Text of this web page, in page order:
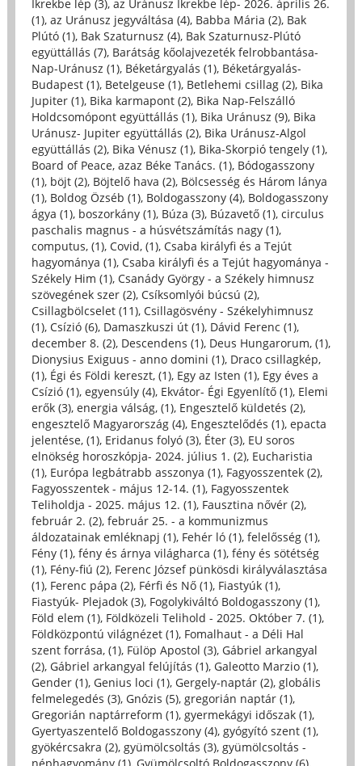
Ikrekbe lép (3), az Uránusz Ikrekbe lép- 2026. április 26.
(1), az Uránusz jegyváltása (4), Babba Mária (2), Bak
Plútó (1), Bak Szaturnusz (4), Bak Szaturnusz-Plútó
együttállás (7), Barátság kőolajvezeték felrobbantása-
Nap-Uránusz (1), Béketárgyalás (1), Béketárgyalás-
Budapest (1), Betelgeuse (1), Betlehemi csillag (2), Bika
Jupiter (1), Bika karmapont (2), Bika Nap-Felszálló
Holdcsomópont együttállás (1), Bika Uránusz (9), Bika
Uránusz- Jupiter együttállás (2), Bika Uránusz-Algol
együttállás (2), Bika Vénusz (1), Bika-Skorpió tengely (1),
Board of Peace, azaz Béke Tanács. (1), Bódogasszony
(1), böjt (2), Böjtelő hava (2), Bölcsesség és Három lánya
(1), Boldog Özséb (1), Boldogasszony (4), Boldogasszony
ágya (1), boszorkány (1), Búza (3), Búzavető (1), circulus
paschalis magnus - a húsvétszámítás nagy (1),
computus, (1), Covid, (1), Csaba királyfi és a Tejút
hagyománya (1), Csaba királyfi és a Tejút hagyománya -
Székely Him (1), Csanády György - a Székely himnusz
szövegének szer (2), Csíksomlyói búcsú (2),
Csillagbölcselet (11), Csillagösvény - Székelyhimnusz
(1), Csízió (6), Damaszkuszi út (1), Dávid Ferenc (1),
december 8. (2), Descendens (1), Deus Hungarorum, (1),
Dionysius Exiguus - anno domini (1), Draco csillagkép,
(1), Égi és Földi kereszt, (1), Egy az Isten (1), Egy éves a
Csízió (1), egyensúly (4), Ekvátor- Égi Egyenlítő (1), Elemi
erők (3), energia válság, (1), Engesztelő küldetés (2),
engesztelő Magyarország (4), Engesztelődés (1), epacta
jelentése, (1), Eridanus folyó (3), Éter (3), EU soros
elnökség horoszkópja- 2024. július 1. (2), Eucharistia
(1), Európa legbátrabb asszonya (1), Fagyosszentek (2),
Fagyosszentek - május 12-14. (1), Fagyosszentek
Teliholdja - 2025. május 12. (1), Fausztina nővér (2),
február 2. (2), február 25. - a kommunizmus
áldozatainak emléknapj (1), Fehér ló (1), felelősség (1),
Fény (1), fény és árnya világharca (1), fény és sötétség
(1), Fény-fiú (2), Ferenc József pünkösdi királyválasztása
(1), Ferenc pápa (2), Férfi és Nő (1), Fiastyúk (1),
Fiastyúk- Plejadok (3), Fogolykiváltó Boldogasszony (1),
Föld elem (1), Földközeli Telihold - 2025. Október 7. (1),
Földközpontú világnézet (1), Fomalhaut - a Déli Hal
szent forrása, (1), Fülöp Apostol (3), Gábriel arkangyal
(2), Gábriel arkangyal felújítás (1), Galeotto Marzio (1),
Gender (1), Genius loci (1), Gergely-naptár (2), globális
felmelegedés (3), Gnózis (5), gregorián naptár (1),
Gregorián naptárreform (1), gyermekágyi időszak (1),
Gyertyaszentelő Boldogasszony (4), gyógyító szent (1),
gyökércsakra (2), gyümölcsoltás (3), gyümölcsoltás -
néphagyomány (1), Gyümölcsoltó Boldogasszony (6),